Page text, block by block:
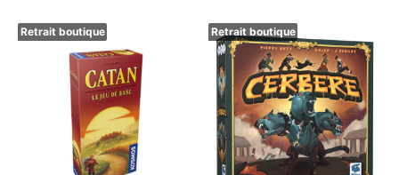
Retrait boutique Retrait boutique